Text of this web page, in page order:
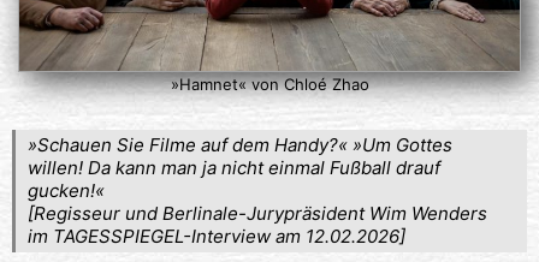
»Hamnet« von Chloé Zhao
»Schauen Sie Filme auf dem Handy?« »Um Gottes
willen! Da kann man ja nicht einmal Fußball drauf
gucken!«
[Regisseur und Berlinale-Jurypräsident Wim Wenders
im TAGESSPIEGEL-Interview am 12.02.2026]